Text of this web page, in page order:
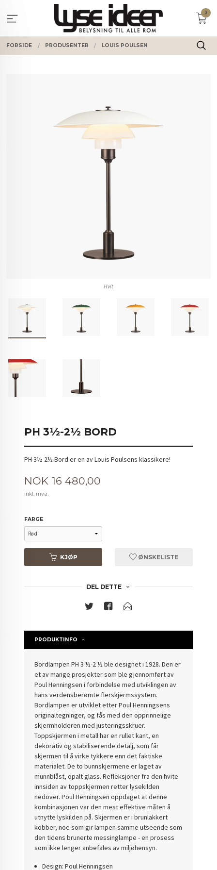
innholdet
0
FORSIDE PRODUSENTER LOUIS POULSEN
Hvit
PH 3½-2½ BORD
PH 3½-2½ Bord er en av Louis Poulsens klassikere!
Pris
NOK 16 480,00
inkl. mva.
FARGE
KJØP ØNSKELISTE
DEL DETTE
PRODUKTINFO
Bordlampen PH 3 ½-2 ½ ble designet i 1928. Den er
et av mange prosjekter som ble gjennomført av
Poul Henningsen i forbindelse med utviklingen av
hans verdensberømte flerskjermssystem.
Bordlampen er utviklet etter Poul Henningsens
originaltegninger, og fås med den opprinnelige
skjermholderen med justeringsskruer.
Toppskjermen i metall har en rullet kant, en
dekorativ og stabiliserende detalj, som får
skjermen til å virke tykkere enn det faktiske
materialet. De to bunnskjermene er laget av
munnblåst, opalt glass. Refleksjoner fra den hvite
innsiden av toppskjermen retter lysekilden
nedover. Poul Henningsen oppdaget at denne
kombinasjonen var den mest effektive måten å
utnytte lyskilden på. Skjermen er i brunlakkert
kobber, noe som gir lampen samme utseende som
den tidens brunerte messinglampe - en prosess
som ikke lenger anbefales av miljøhensyn.
Design: Poul Henningsen